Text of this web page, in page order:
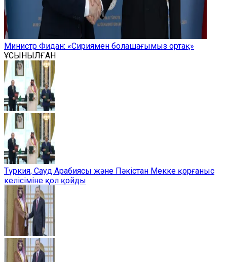
Министр Фидан: «Сириямен болашағымыз ортақ»
ҰСЫНЫЛҒАН
Түркия, Сауд Арабиясы және Пәкістан Мекке қорғаныс
келісіміне қол қойды